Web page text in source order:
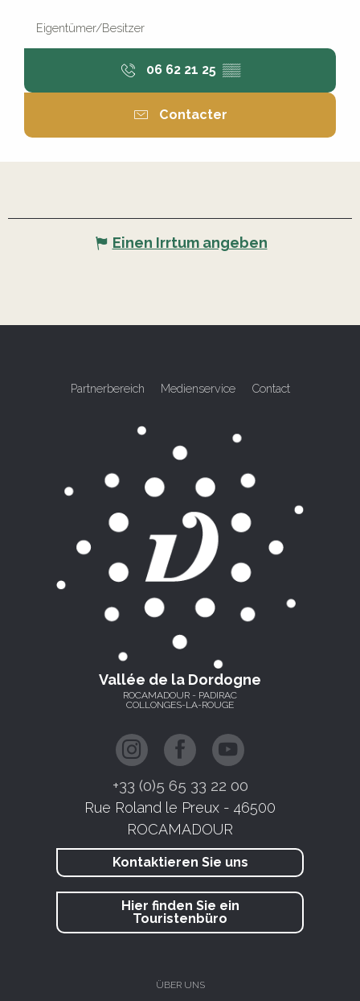
Eigentümer/Besitzer
06 62 21 25 ▒▒
Contacter
Einen Irrtum angeben
Partnerbereich Medienservice Contact
Vallée de la Dordogne
ROCAMADOUR - PADIRAC
COLLONGES-LA-ROUGE
+33 (0)5 65 33 22 00
Rue Roland le Preux - 46500
ROCAMADOUR
Kontaktieren Sie uns
Hier finden Sie ein
Touristenbüro
ÜBER UNS